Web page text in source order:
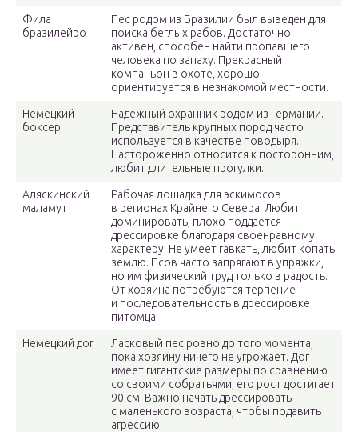
Фила
бразилейро
Пес родом из Бразилии был выведен для
поиска беглых рабов. Достаточно
активен, способен найти пропавшего
человека по запаху. Прекрасный
компаньон в охоте, хорошо
ориентируется в незнакомой местности.
Немецкий
боксер
Надежный охранник родом из Германии.
Представитель крупных пород часто
используется в качестве поводыря.
Настороженно относится к посторонним,
любит длительные прогулки.
Аляскинский
маламут
Рабочая лошадка для эскимосов
в регионах Крайнего Севера. Любит
доминировать, плохо поддается
дрессировке благодаря своенравному
характеру. Не умеет гавкать, любит копать
землю. Псов часто запрягают в упряжки,
но им физический труд только в радость.
От хозяина потребуются терпение
и последовательность в дрессировке
питомца.
Немецкий дог
Ласковый пес ровно до того момента,
пока хозяину ничего не угрожает. Дог
имеет гигантские размеры по сравнению
со своими собратьями, его рост достигает
90 см. Важно начать дрессировать
с маленького возраста, чтобы подавить
агрессию.